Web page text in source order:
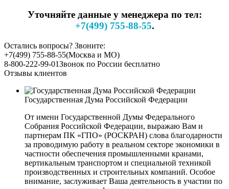
Уточняйте данные у менеджера по тел:
+7(499) 755-88-55.
Остались вопросы? Звоните:
+7(499) 755-88-55(Москва и МО)
8-800-222-99-01Звонок по России бесплатно
Отзывы клиентов
Государственная Дума Российской Федерации
От имени Государственной Думы Федерального
Собрания Российской Федерации, выражаю Вам и
партнерам ПК «ГПО» (РОСКРАН) слова благодарности
за проводимую работу в реальном секторе экономики в
частности обеспечения промышленными кранами,
вертикальным транспортом и специальной техникой
производственных и строительных компаний. Особое
внимание, заслуживает Ваша деятельность в участии по